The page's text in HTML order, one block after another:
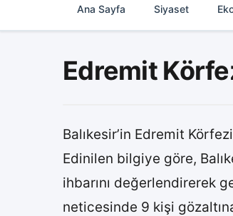
Ana Sayfa Siyaset
Edremit
Balıkesir’in Edremit
Edinilen bilgiye göre,
ihbarını değerlendirerek
neticesinde 9 kişi